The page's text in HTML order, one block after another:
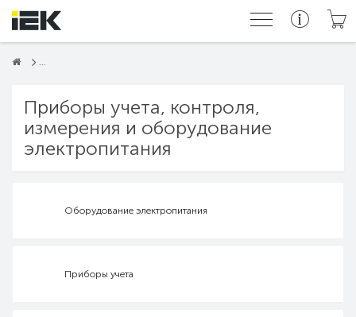
Приборы учета, контроля,
измерения и оборудование
электропитания
Оборудование электропитания
Приборы учета